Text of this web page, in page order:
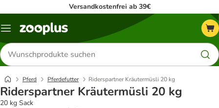
Versandkostenfrei ab 39€
Menü
Produkte
suchen
Pferd Pferdefutter Riderspartner Kräutermüsli 20 kg
Riderspartner Kräutermüsli 20 kg
20 kg Sack